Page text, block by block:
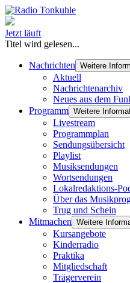
Jetzt läuft
Titel wird gelesen...
Nachrichten Weitere
Aktuell
Nachrichtenarchiv
Neues aus dem
Programm Weitere
Livestream
Programmplan
Sendungsübersicht
Playlist
Musiksendungen
Wortsendungen
Lokalredaktions-
Über das
Trug und Schein
Mitmachen Weitere
Kursangebote
Kinderradio
Praktika
Mitgliedschaft
Trägerverein